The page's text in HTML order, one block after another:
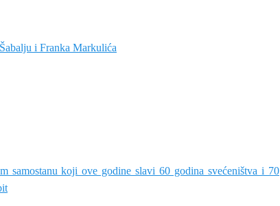
i Franka Markulića
samostanu koji ove godine slavi 60 godina svećeništva i 70